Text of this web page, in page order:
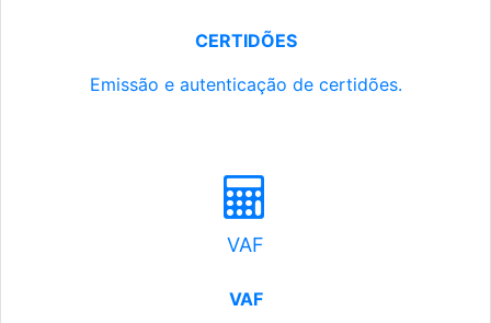
CERTIDÕES
Emissão e autenticação de certidões.
VAF
VAF